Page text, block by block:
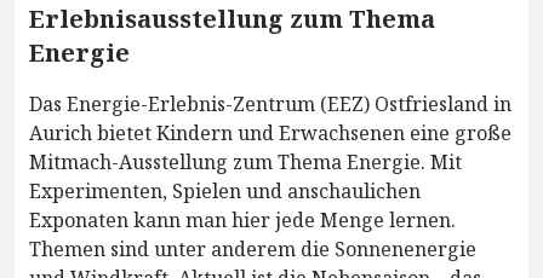
Erlebnisausstellung zum Thema
Energie
Das Energie-Erlebnis-Zentrum (EEZ) Ostfriesland in
Aurich bietet Kindern und Erwachsenen eine große
Mitmach-Ausstellung zum Thema Energie. Mit
Experimenten, Spielen und anschaulichen
Exponaten kann man hier jede Menge lernen.
Themen sind unter anderem die Sonnenenergie